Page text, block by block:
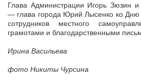
Глава Администрации Игорь Зюзин
— глава города Юрий Лысенко ко
сотрудников местного
грамотами и благодарственными
Ирина Васильева
фото Никиты Чурсина